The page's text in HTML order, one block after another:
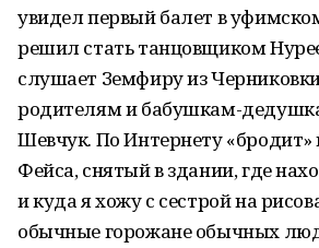
увидел первый балет в
решил стать танцовщиком
слушает Земфиру из
родителям и бабушкам-
Шевчук. По Интернету «бродит»
Фейса, снятый в здании, где
и куда я хожу с сестрой на
обычные горожане обычных